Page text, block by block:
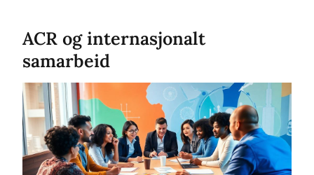
ACR og internasjonalt
samarbeid